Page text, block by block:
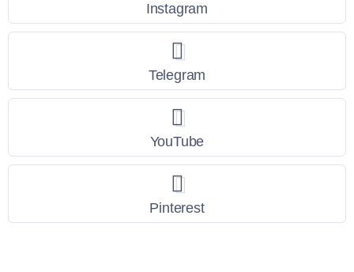
Instagram
Telegram
YouTube
Pinterest